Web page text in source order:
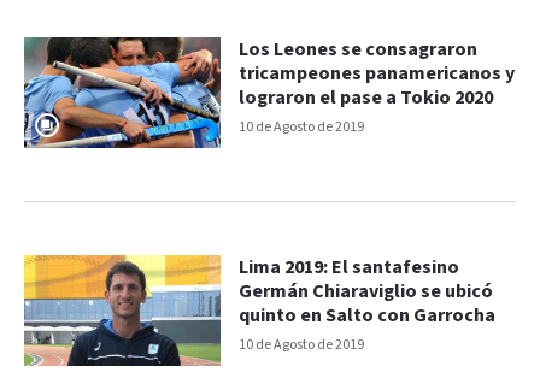
10 de Agosto de 2019
Los Leones se consagraron
tricampeones panamericanos y
lograron el pase a Tokio 2020
10 de Agosto de 2019
Lima 2019: El santafesino
Germán Chiaraviglio se ubicó
quinto en Salto con Garrocha